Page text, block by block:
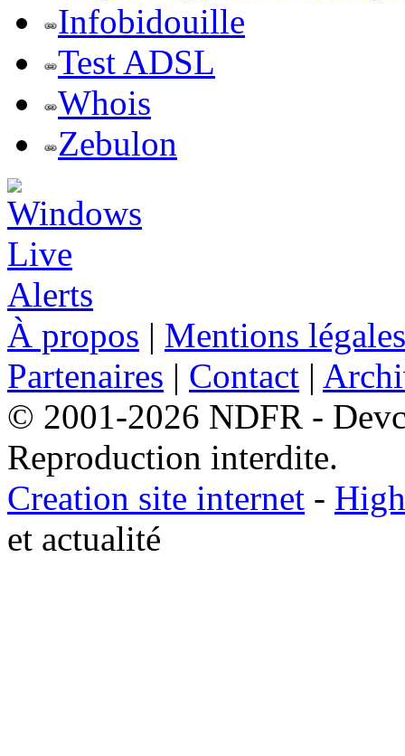
Infobidouille
Test ADSL
Whois
Zebulon
À propos | Mentions légales
Partenaires | Contact |
© 2001-2026 NDFR -
Reproduction interdite.
Creation site internet -
et actualité